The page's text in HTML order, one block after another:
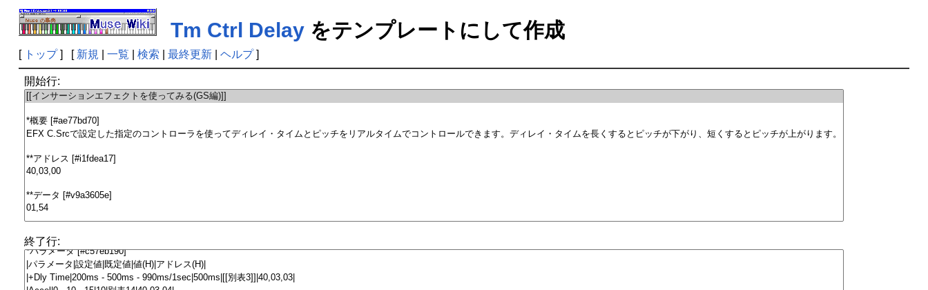
Tm Ctrl Delayをテンプレートにして作成
[ トップ] [ 新規 一覧 検索 最終更新| ヘルプ]
開始行:
終了行: